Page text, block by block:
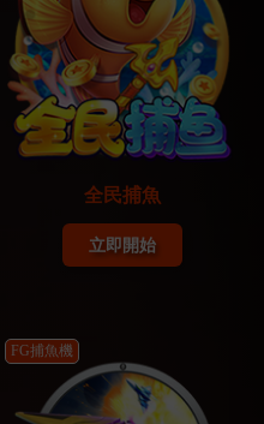
全民捕魚
立即開始
FG捕魚機